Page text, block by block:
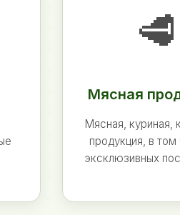
🥩
Мясная
Мясная, куриная,
продукция, в том
эксклюзивных